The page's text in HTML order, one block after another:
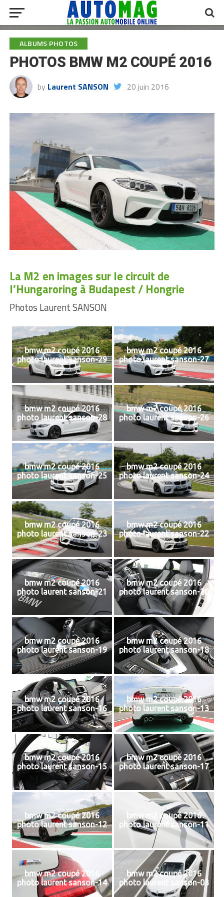
ALBUMS PHOTOS
PHOTOS BMW M2 COUPÉ 2016
by Laurent SANSON 20 juin 2016
La M2 en images sur le circuit de
l’Hungaroring à Budapest / Hongrie
Photos Laurent SANSON
bmw m2 coupé 2016
photo laurent sanson-29
bmw m2 coupé 2016
photo laurent sanson-27
bmw m2 coupé 2016
photo laurent sanson-28
bmw m2 coupé 2016
photo laurent sanson-26
bmw m2 coupé 2016
photo laurent sanson-25
bmw m2 coupé 2016
photo laurent sanson-24
bmw m2 coupé 2016
photo laurent sanson-23
bmw m2 coupé 2016
photo laurent sanson-22
bmw m2 coupé 2016
photo laurent sanson-21
bmw m2 coupé 2016
photo laurent sanson-20
bmw m2 coupé 2016
photo laurent sanson-19
bmw m2 coupé 2016
photo laurent sanson-18
bmw m2 coupé 2016
photo laurent sanson-16
bmw m2 coupé 2016
photo laurent sanson-13
bmw m2 coupé 2016
photo laurent sanson-15
bmw m2 coupé 2016
photo laurent sanson-17
bmw m2 coupé 2016
photo laurent sanson-12
bmw m2 coupé 2016
photo laurent sanson-11
bmw m2 coupé 2016
photo laurent sanson-14
bmw m2 coupé 2016
photo laurent sanson-03